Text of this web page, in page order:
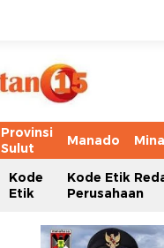
Provinsi
Sulut
Manado
Kode
Etik
Kode Etik
Perusahaan